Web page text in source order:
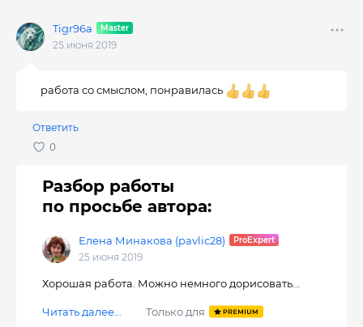
Tigr96a
25 июня 2019
работа со смыслом, понравилась
Ответить
Разбор работы
по просьбе автора:
Елена Минакова (pavlic28)
25 июня 2019
Хорошая работа. Можно немного дорисовать...
Читать далее... Только для